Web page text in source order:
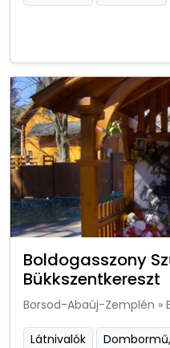
Boldogasszony
Bükkszentkereszt
Borsod-Abaúj-Zemplén »
Látnivalók